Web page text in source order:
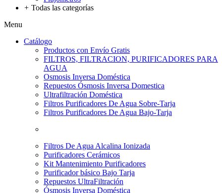
+ Todas las categorías
Menu
Catálogo
Productos con Envío Gratis
FILTROS, FILTRACION, PURIFICADORES PARA
AGUA
Osmosis Inversa Doméstica
Repuestos Ósmosis Inversa Domestica
Ultrafiltración Doméstica
Filtros Purificadores De Agua Sobre-Tarja
Filtros Purificadores De Agua Bajo-Tarja
Filtros De Agua Alcalina Ionizada
Purificadores Cerámicos
Kit Mantenimiento Purificadores
Purificador básico Bajo Tarja
Repuestos UltraFiltración
Ósmosis Inversa Doméstica